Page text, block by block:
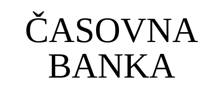
ČASOVNA
BANKA